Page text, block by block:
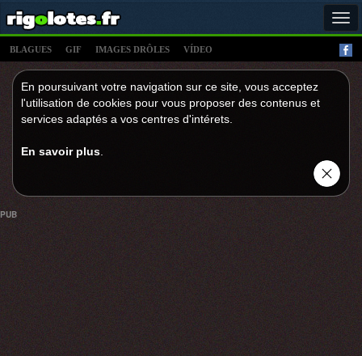
BLAGUES GIF IMAGES DRÔLES VÍDEO
En poursuivant votre navigation sur ce site, vous acceptez
l'utilisation de cookies pour vous proposer des contenus et
services adaptés a vos centres d'intérets.
En savoir plus
PUB